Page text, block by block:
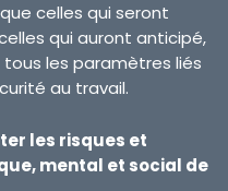
celles qui seront
qui auront anticipé,
les paramètres liés
au travail.
les risques et
mental et social de